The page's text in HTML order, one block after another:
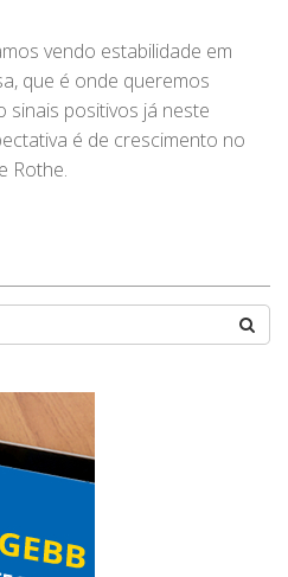
vendo estabilidade em
que é onde queremos
sinais positivos já neste
é de crescimento no
Rothe.